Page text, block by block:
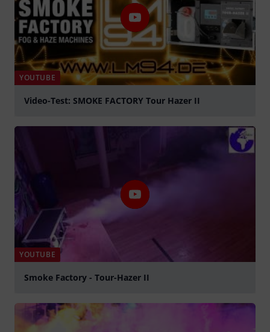
YOUTUBE
Video-Test: SMOKE FACTORY Tour Hazer II
YOUTUBE
Smoke Factory - Tour-Hazer II